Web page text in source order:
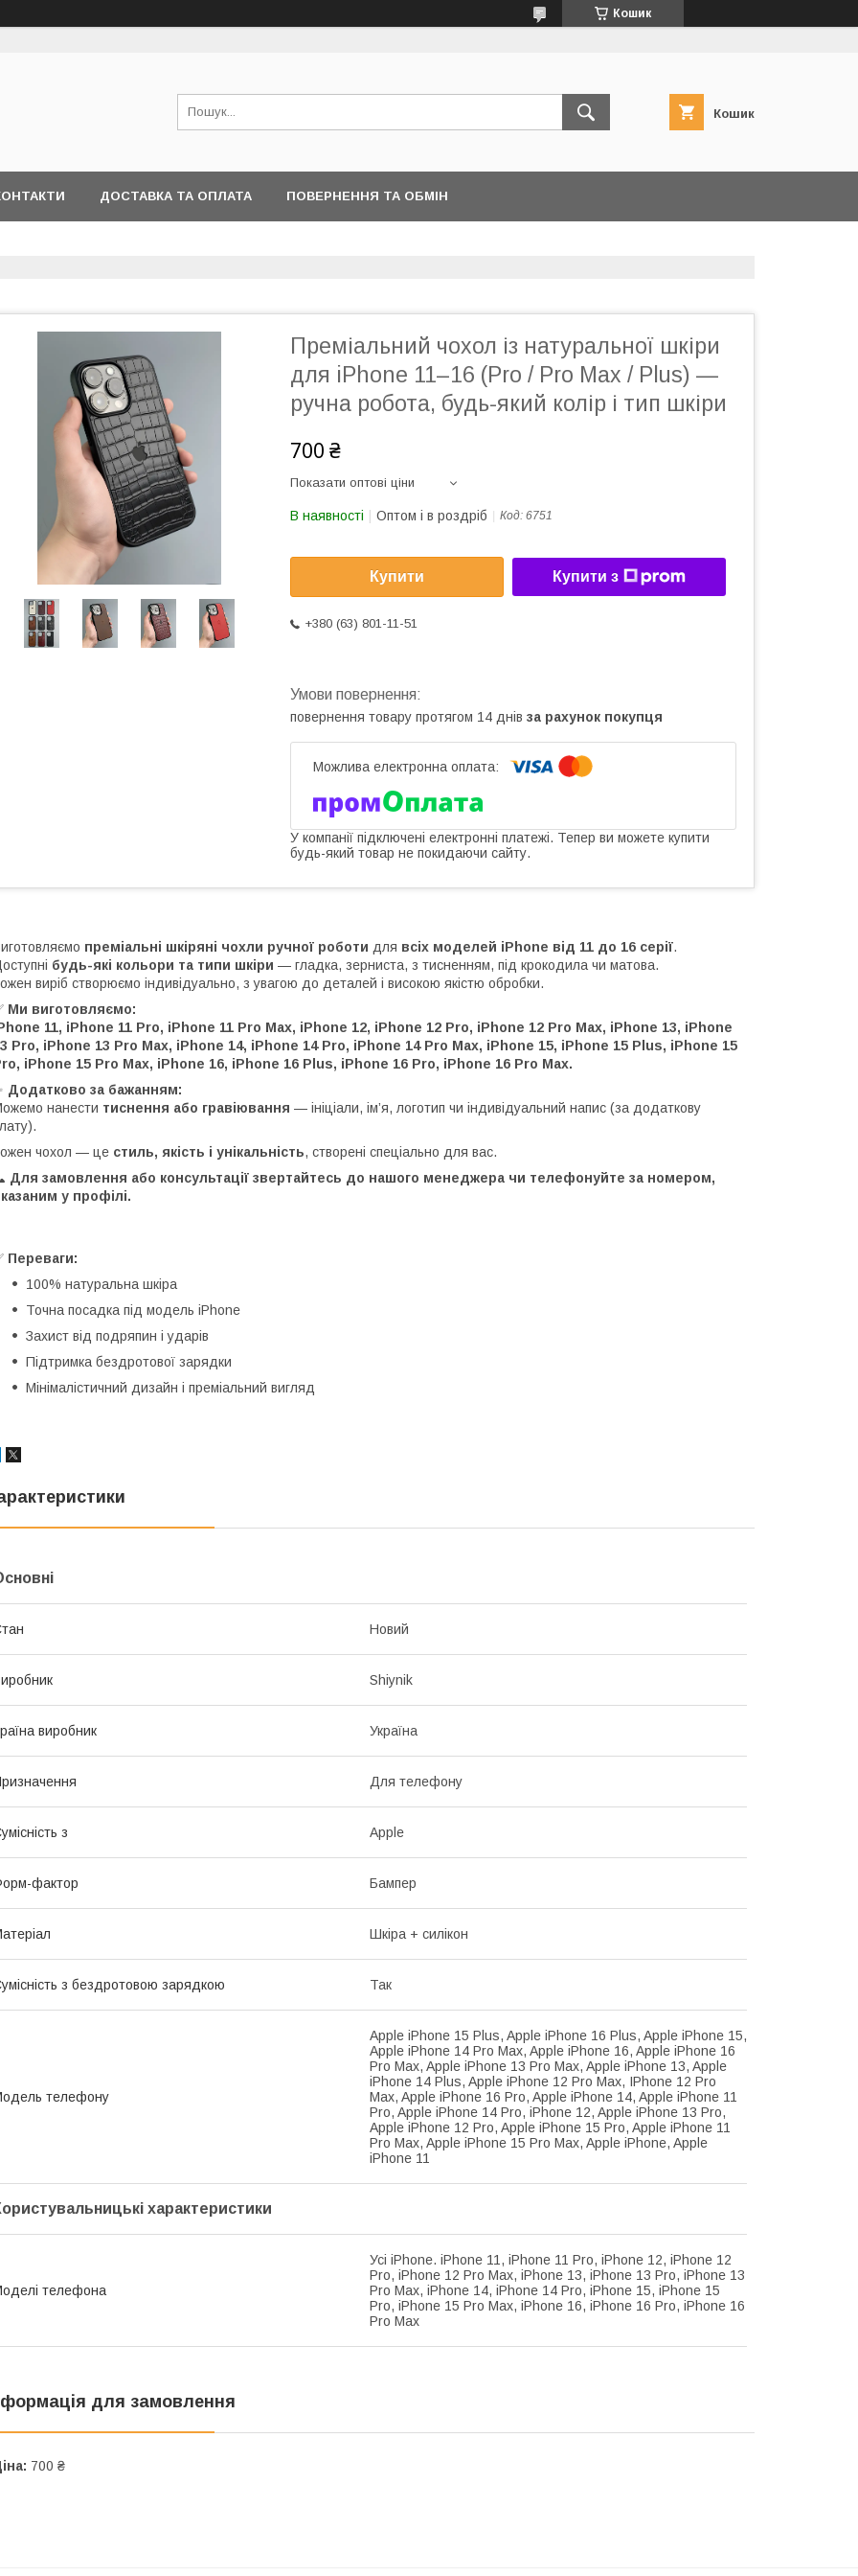
Кошик
Кошик
ДОСТАВКА ТА ОПЛАТА ПОВЕРНЕННЯ ТА ОБМІН
Преміальний чохол із натуральної шкіри
для iPhone 11–16 (Pro / Pro Max / Plus) —
ручна робота, будь-який колір і тип шкіри
700 ₴
Показати оптові ціни
В наявності Оптом і в роздріб Код: 6751
Купити Купити з
+380 (63) 801-11-51
повернення товару протягом 14 днів за рахунок покупця
У компанії підключені електронні платежі. Тепер ви можете купити
будь-який товар не покидаючи сайту.
преміальні шкіряні чохли ручної роботи для всіх моделей iPhone від 11 до 16 серії.
будь-які кольори та типи шкіри — гладка, зерниста, з тисненням, під крокодила чи матова.
виріб створюємо індивідуально, з увагою до деталей і високою якістю обробки.
Ми виготовляємо:
11, iPhone 11 Pro, iPhone 11 Pro Max, iPhone 12, iPhone 12 Pro, iPhone 12 Pro Max, iPhone 13, iPhone
Pro, iPhone 13 Pro Max, iPhone 14, iPhone 14 Pro, iPhone 14 Pro Max, iPhone 15, iPhone 15 Plus, iPhone 15
iPhone 15 Pro Max, iPhone 16, iPhone 16 Plus, iPhone 16 Pro, iPhone 16 Pro Max.
Додатково за бажанням:
нанести тиснення або гравіювання — ініціали, ім’я, логотип чи індивідуальний напис (за додаткову
чохол — це стиль, якість і унікальність, створені спеціально для вас.
Для замовлення або консультації звертайтесь до нашого менеджера чи телефонуйте за номером,
у профілі.
Переваги:
100% натуральна шкіра
Точна посадка під модель iPhone
Захист від подряпин і ударів
Підтримка бездротової зарядки
Мінімалістичний дизайн і преміальний вигляд
Новий
Shiynik
виробник Україна
Для телефону
з Apple
фактор Бампер
Шкіра + силікон
з бездротовою зарядкою Так
телефону
Apple iPhone 15 Plus, Apple iPhone 16 Plus, Apple iPhone 15,
Apple iPhone 14 Pro Max, Apple iPhone 16, Apple iPhone 16
Pro Max, Apple iPhone 13 Pro Max, Apple iPhone 13, Apple
iPhone 14 Plus, Apple iPhone 12 Pro Max, IPhone 12 Pro
Max, Apple iPhone 16 Pro, Apple iPhone 14, Apple iPhone 11
Pro, Apple iPhone 14 Pro, iPhone 12, Apple iPhone 13 Pro,
Apple iPhone 12 Pro, Apple iPhone 15 Pro, Apple iPhone 11
Pro Max, Apple iPhone 15 Pro Max, Apple iPhone, Apple
iPhone 11
характеристики
телефона
Усі iPhone. iPhone 11, iPhone 11 Pro, iPhone 12, iPhone 12
Pro, iPhone 12 Pro Max, iPhone 13, iPhone 13 Pro, iPhone 13
Pro Max, iPhone 14, iPhone 14 Pro, iPhone 15, iPhone 15
Pro, iPhone 15 Pro Max, iPhone 16, iPhone 16 Pro, iPhone 16
Pro Max
для замовлення
700 ₴